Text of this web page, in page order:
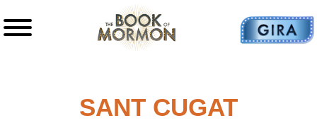
SANT CUGAT